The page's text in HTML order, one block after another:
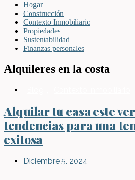
Hogar
Construcción
Contexto Inmobiliario
Propiedades
Sustentabilidad
Finanzas personales
Alquileres en la costa
Alquilar tu casa este
tendencias para una
exitosa
Diciembre 5, 2024